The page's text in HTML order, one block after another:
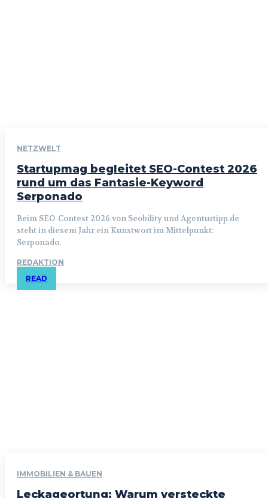
NETZWELT
Startupmag begleitet SEO-Contest 2026
rund um das Fantasie-Keyword
Serponado
Beim SEO-Contest 2026 von Seobility und Agenturtipp.de
steht in diesem Jahr ein Kunstwort im Mittelpunkt:
Serponado.
REDAKTION
READ
IMMOBILIEN & BAUEN
Leckageortung: Warum versteckte